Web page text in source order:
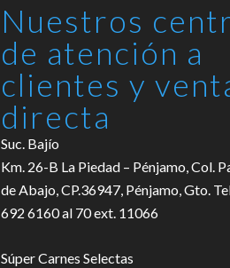
Nuestros
de atención a
clientes y
directa
Suc. Bajío
Km. 26-B La Piedad – Pénjamo, Col.
de Abajo, CP.36947, Pénjamo, Gto.
692 6160 al 70 ext. 11066
Súper Carnes Selectas